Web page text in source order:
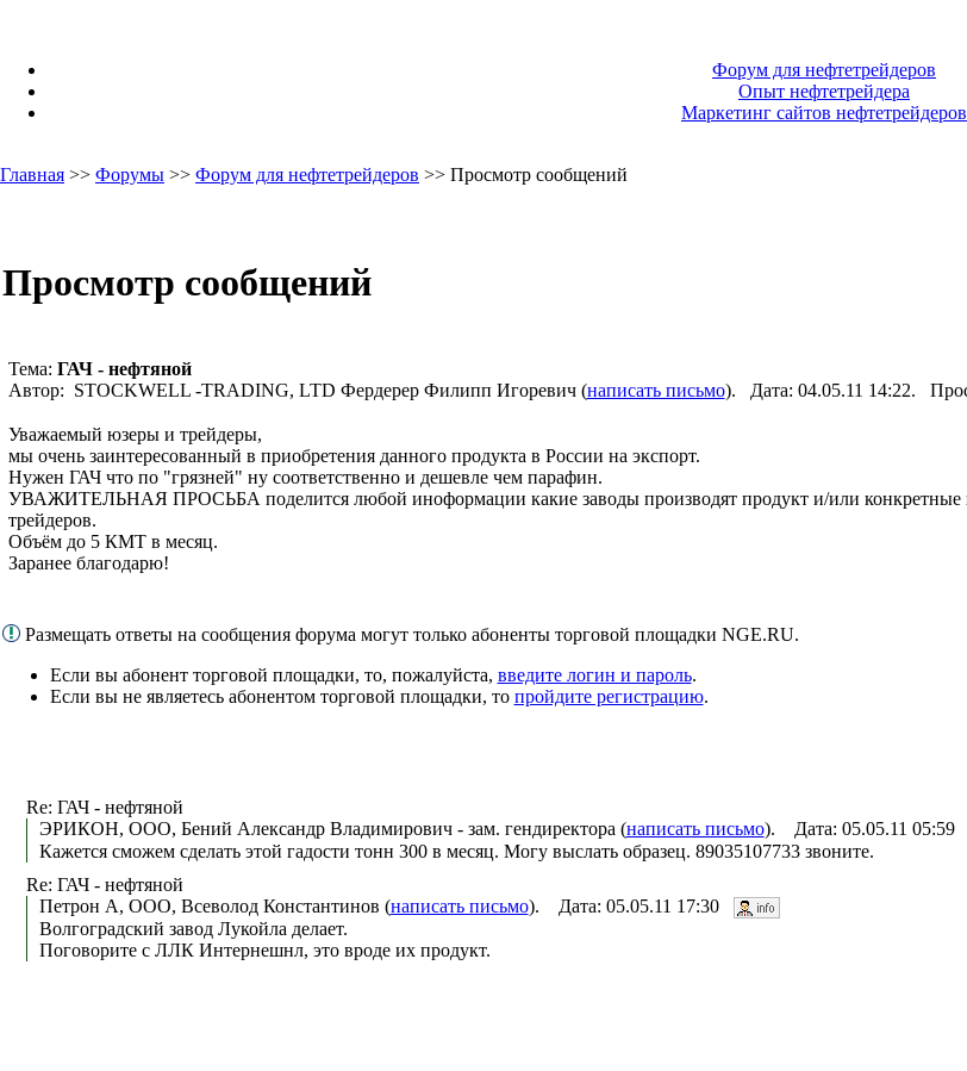
Форум для нефтетрейдеров
Опыт нефтетрейдера
Маркетинг сайтов нефтетрейдеров
Главная >> Форумы >> Форум для нефтетрейдеров >> Просмотр сообщений
Просмотр сообщений
Тема: ГАЧ - нефтяной
Автор: STOCKWELL -TRADING, LTD Фердерер Филипп Игоревич (написать письмо). Дата: 04.05.11 14:22.
Уважаемый юзеры и трейдеры,
мы очень заинтересованный в приобретения данного продукта в России на экспорт.
Нужен ГАЧ что по "грязней" ну соответственно и дешевле чем парафин.
УВАЖИТЕЛЬНАЯ ПРОСЬБА поделится любой иноформации какие заводы производят продукт и/или конкретные
трейдеров.
Объём до 5 КМТ в месяц.
Заранее благодарю!
Размещать ответы на сообщения форума могут только абоненты торговой площадки NGE.RU.
Если вы абонент торговой площадки, то, пожалуйста, введите логин и пароль.
Если вы не являетесь абонентом торговой площадки, то пройдите регистрацию.
Re: ГАЧ - нефтяной
ЭРИКОН, ООО, Бений Александр Владимирович - зам. гендиректора (написать письмо). Дата: 05.05.11 05:59
Кажется сможем сделать этой гадости тонн 300 в месяц. Могу выслать образец. 89035107733 звоните.
Re: ГАЧ - нефтяной
Петрон А, ООО, Всеволод Константинов (написать письмо). Дата: 05.05.11 17:30
Волгоградский завод Лукойла делает.
Поговорите с ЛЛК Интернешнл, это вроде их продукт.